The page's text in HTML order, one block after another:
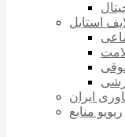
استایل
ایران
ریویو منابع